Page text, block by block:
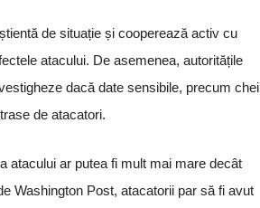
de situație și cooperează activ cu
atacului. De asemenea, autoritățile
dacă date sensibile, precum chei
de atacatori.
atacului ar putea fi mult mai mare decât
Washington Post, atacatorii par să fi avut